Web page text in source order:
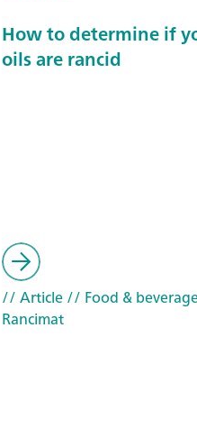
How to determine if
oils are rancid
// Article// Food &
Rancimat